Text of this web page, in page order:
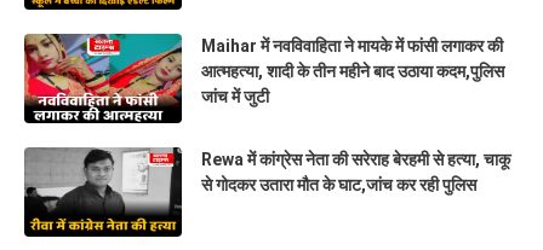
Maihar में नवविवाहिता ने मायके में फांसी लगाकर की
आत्महत्या, शादी के तीन महीने बाद उठाया कदम,पुलिस
जांच में जुटी
Rewa में कांग्रेस नेता की सरेराह बेरहमी से हत्या, चाकू
से गोदकर उतारा मौत के घाट,जांच कर रही पुलिस